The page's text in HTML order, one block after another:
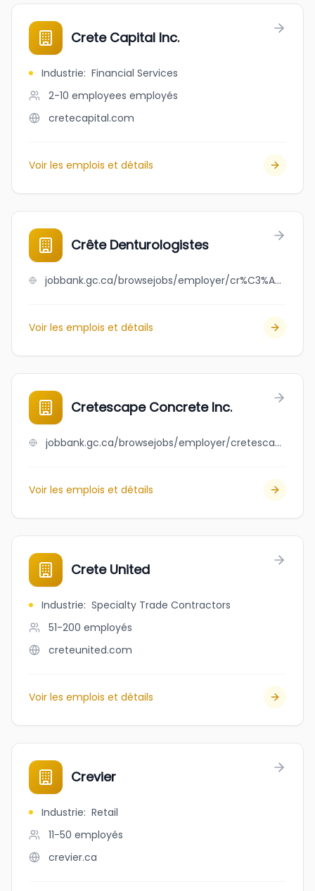
Crete Capital Inc.
Industrie: Financial Services
2-10 employees employés
cretecapital.com
Voir les emplois et détails
Crête Denturologistes
jobbank.gc.ca/browsejobs/employer/cr%C3%AAte+denturologistes/ca
Voir les emplois et détails
Cretescape Concrete Inc.
jobbank.gc.ca/browsejobs/employer/cretescape+concrete+inc./ca
Voir les emplois et détails
Crete United
Industrie: Specialty Trade Contractors
51-200 employés
creteunited.com
Voir les emplois et détails
Crevier
Industrie: Retail
11-50 employés
crevier.ca